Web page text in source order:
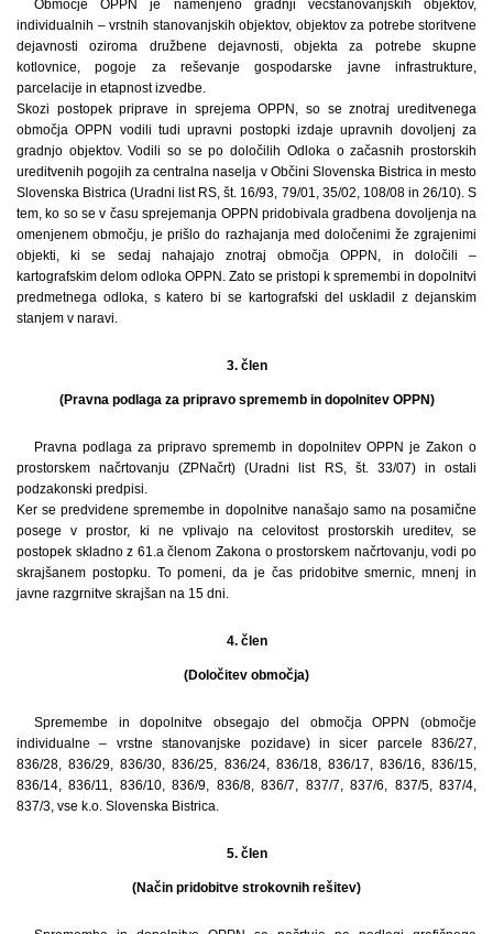
Območje OPPN je namenjeno gradnji večstanovanjskih objektov,
individualnih – vrstnih stanovanjskih objektov, objektov za potrebe storitvene
dejavnosti oziroma družbene dejavnosti, objekta za potrebe skupne
kotlovnice, pogoje za reševanje gospodarske javne infrastrukture,
parcelacije in etapnost izvedbe.
Skozi postopek priprave in sprejema OPPN, so se znotraj ureditvenega
območja OPPN vodili tudi upravni postopki izdaje upravnih dovoljenj za
gradnjo objektov. Vodili so se po določilih Odloka o začasnih prostorskih
ureditvenih pogojih za centralna naselja v Občini Slovenska Bistrica in mesto
Slovenska Bistrica (Uradni list RS, št. 16/93, 79/01, 35/02, 108/08 in 26/10). S
tem, ko so se v času sprejemanja OPPN pridobivala gradbena dovoljenja na
omenjenem območju, je prišlo do razhajanja med določenimi že zgrajenimi
objekti, ki se sedaj nahajajo znotraj območja OPPN, in določili –
kartografskim delom odloka OPPN. Zato se pristopi k spremembi in dopolnitvi
predmetnega odloka, s katero bi se kartografski del uskladil z dejanskim
stanjem v naravi.
3. člen
(Pravna podlaga za pripravo sprememb in dopolnitev OPPN)
Pravna podlaga za pripravo sprememb in dopolnitev OPPN je Zakon o
prostorskem načrtovanju (ZPNačrt) (Uradni list RS, št. 33/07) in ostali
podzakonski predpisi.
Ker se predvidene spremembe in dopolnitve nanašajo samo na posamične
posege v prostor, ki ne vplivajo na celovitost prostorskih ureditev, se
postopek skladno z 61.a členom Zakona o prostorskem načrtovanju, vodi po
skrajšanem postopku. To pomeni, da je čas pridobitve smernic, mnenj in
javne razgrnitve skrajšan na 15 dni.
4. člen
(Določitev območja)
Spremembe in dopolnitve obsegajo del območja OPPN (območje
individualne – vrstne stanovanjske pozidave) in sicer parcele 836/27,
836/28, 836/29, 836/30, 836/25, 836/24, 836/18, 836/17, 836/16, 836/15,
836/14, 836/11, 836/10, 836/9, 836/8, 836/7, 837/7, 837/6, 837/5, 837/4,
837/3, vse k.o. Slovenska Bistrica.
5. člen
(Način pridobitve strokovnih rešitev)